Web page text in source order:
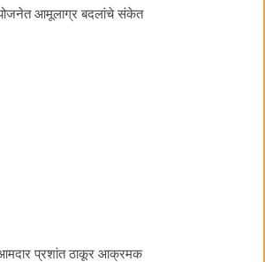
आमूलाग्र बदलांचे संकेत
आमदार प्रशांत ठाकूर आक्रमक